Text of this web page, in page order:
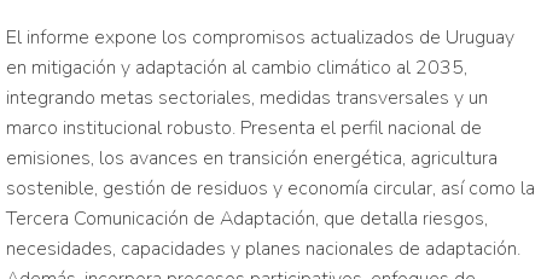
El informe expone los compromisos actualizados de Uruguay
en mitigación y adaptación al cambio climático al 2035,
integrando metas sectoriales, medidas transversales y un
marco institucional robusto. Presenta el perfil nacional de
emisiones, los avances en transición energética, agricultura
sostenible, gestión de residuos y economía circular, así como la
Tercera Comunicación de Adaptación, que detalla riesgos,
necesidades, capacidades y planes nacionales de adaptación.